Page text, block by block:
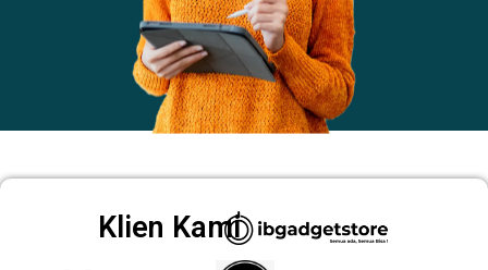
Klien Kami